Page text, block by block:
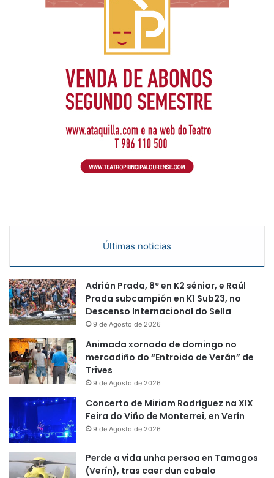
Últimas noticias
Adrián Prada, 8º en K2 sénior, e Raúl
Prada subcampión en K1 Sub23, no
Descenso Internacional do Sella
9 de Agosto de 2026
Animada xornada de domingo no
mercadiño do “Entroido de Verán” de
Trives
9 de Agosto de 2026
Concerto de Miriam Rodríguez na XIX
Feira do Viño de Monterrei, en Verín
9 de Agosto de 2026
Perde a vida unha persoa en Tamagos
(Verín), tras caer dun cabalo